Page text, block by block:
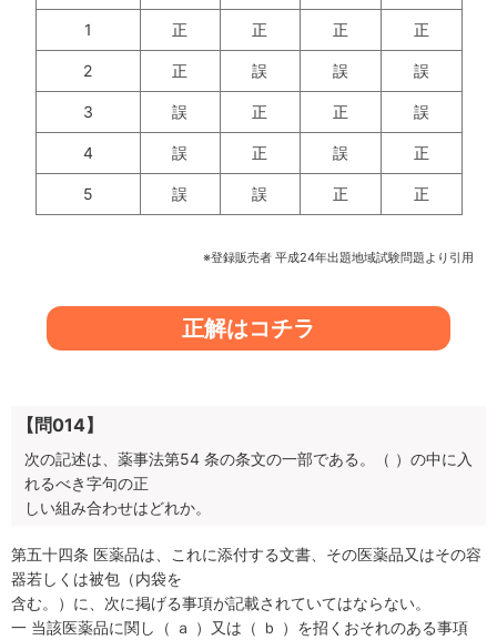
1 正 正 正 正
2 正 誤 誤 誤
3 誤 正 正 誤
4 誤 正 誤 正
5 誤 誤 正 正
※登録販売者 平成24年出題地域試験問題より引用
正解はコチラ
【問014】
次の記述は、薬事法第54 条の条文の一部である。（ ）の中に入
れるべき字句の正
しい組み合わせはどれか。
第五十四条 医薬品は、これに添付する文書、その医薬品又はその容
器若しくは被包（内袋を
含む。）に、次に掲げる事項が記載されていてはならない。
一 当該医薬品に関し（ ａ ）又は（ ｂ ）を招くおそれのある事項